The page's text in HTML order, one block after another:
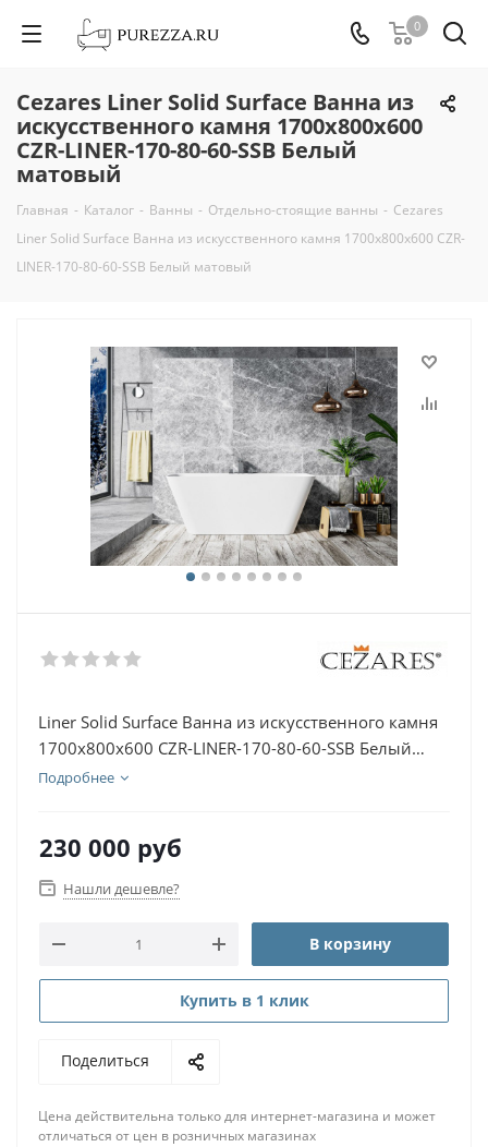
0
Cezares Liner Solid Surface Ванна из
искусственного камня 1700x800x600
CZR-LINER-170-80-60-SSB Белый
матовый
Главная - Каталог - Ванны - Отдельно-стоящие ванны - Cezares
Liner Solid Surface Ванна из искусственного камня 1700x800x600 CZR-
LINER-170-80-60-SSB Белый матовый
Liner Solid Surface Ванна из искусственного камня
1700x800x600 CZR-LINER-170-80-60-SSB Белый
матовый
Подробнее
230 000 руб
Нашли дешевле?
В корзину
Купить в 1 клик
Поделиться
Цена действительна только для интернет-магазина и может
отличаться от цен в розничных магазинах